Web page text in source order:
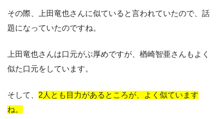
その際、上田竜也さんに似ていると言われていたので、話
題になっていたのですね。
上田竜也さんは口元がぶ厚めですが、楢崎智亜さんもよく
似た口元をしています。
そして、 2人とも目力があるところが、よく似ています
ね。